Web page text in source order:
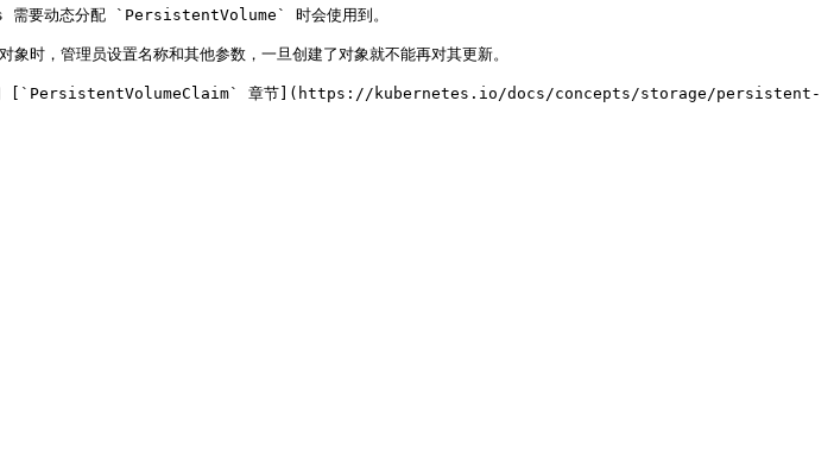
动态分配 `PersistentVolume` 时会使用到。
管理员设置名称和其他参数，一旦创建了对象就不能再对其更新。
请参阅 [`PersistentVolumeClaim` 章节](https://kubernetes.io/docs/concepts/storage/persistent-